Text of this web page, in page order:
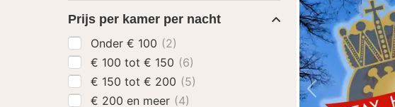
Vorige foto
Prijs per kamer per nacht
Onder € 100 (2)
€ 100 tot € 150 (6)
€ 150 tot € 200 (5)
€ 200 en meer (4)